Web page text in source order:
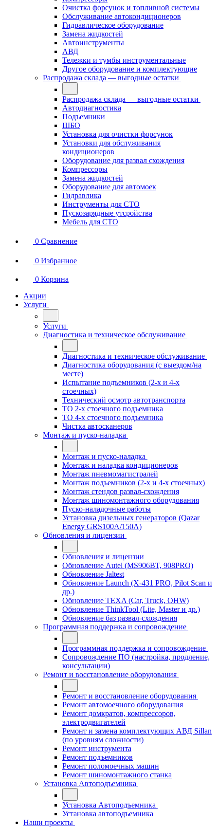
Очистка форсунок и топливной системы
Обслуживание автокондиционеров
Гидравлическое оборудование
Замена жидкостей
Автоинструменты
АВД
Тележки и тумбы инструментальные
Другое оборудование и комплектующие
Распродажа склада — выгодные остатки
Распродажа склада — выгодные остатки
Автодиагностика
Подъемники
ШБО
Установка для очистки форсунок
Установки для обслуживания
кондиционеров
Оборудование для развал схождения
Компрессоры
Замена жидкостей
Оборудование для автомоек
Гидравлика
Инструменты для СТО
Пускозарядные утсройства
Мебель для СТО
0 Сравнение
0 Избранное
0 Корзина
Акции
Услуги
Услуги
Диагностика и техническое обслуживание
Диагностика и техническое обслуживание
Диагностика оборудования (с выездом/на
месте)
Испытание подъемников (2-х и 4-х
стоечных)
Технический осмотр автотранспорта
ТО 2-х стоечного подъемника
ТО 4-х стоечного подъемника
Чистка автосканеров
Монтаж и пуско-наладка
Монтаж и пуско-наладка
Монтаж и наладка кондиционеров
Монтаж пневмомагистралей
Монтаж подъемников (2-х и 4-х стоечных)
Монтаж стендов развал-схождения
Монтаж шиномонтажного оборудования
Пуско-наладочные работы
Установка дизельных генераторов (Qazar
Energy GRS100A/150A)
Обновления и лицензии
Обновления и лицензии
Обновление Autel (MS906BT, 908PRO)
Обновление Jaltest
Обновление Launch (X-431 PRO, Pilot Scan и
др.)
Обновление TEXA (Car, Truck, OHW)
Обновление ThinkTool (Lite, Master и др.)
Обновление баз развал-схождения
Программная поддержка и сопровождение
Программная поддержка и сопровождение
Сопровождение ПО (настройка, продление,
консультации)
Ремонт и восстановление оборудования
Ремонт и восстановление оборудования
Ремонт автомоечного оборудования
Ремонт домкратов, компрессоров,
электродвигателей
Ремонт и замена комплектующих АВД Sillan
(по уровням сложности)
Ремонт инструмента
Ремонт подъемников
Ремонт поломоечных машин
Ремонт шиномонтажного станка
Установка Автоподъемника
Установка Автоподъемника
Установка автоподъемника
Наши проекты